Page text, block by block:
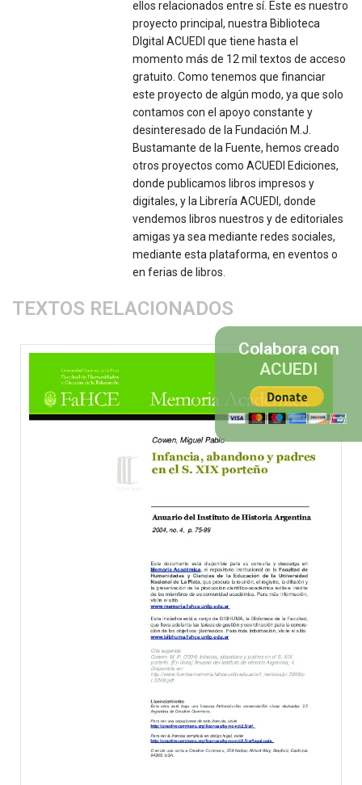
ellos relacionados entre sí. Este es nuestro
proyecto principal, nuestra Biblioteca
DIgital ACUEDI que tiene hasta el
momento más de 12 mil textos de acceso
gratuito. Como tenemos que financiar
este proyecto de algún modo, ya que solo
contamos con el apoyo constante y
desinteresado de la Fundación M.J.
Bustamante de la Fuente, hemos creado
otros proyectos como ACUEDI Ediciones,
donde publicamos libros impresos y
digitales, y la Librería ACUEDI, donde
vendemos libros nuestros y de editoriales
amigas ya sea mediante redes sociales,
mediante esta plataforma, en eventos o
en ferias de libros.
TEXTOS RELACIONADOS
Colabora con
ACUEDI